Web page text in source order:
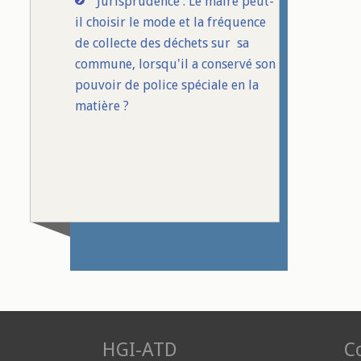
il choisir le mode et la fréquence
de collecte des déchets sur sa
commune, lorsqu'il a conservé son
pouvoir de police spéciale en la
matière ?
HGI-ATD